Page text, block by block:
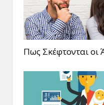
Πως Σκέφτονται οι